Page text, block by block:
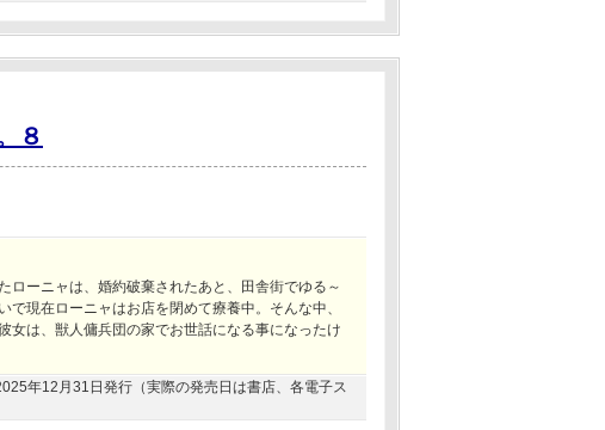
８
ローニャは、婚約破棄されたあと、田舎街でゆる～
で現在ローニャはお店を閉めて療養中。そんな中、
女は、獣人傭兵団の家でお世話になる事になったけ
年12月31日発行（実際の発売日は書店、各電子ス